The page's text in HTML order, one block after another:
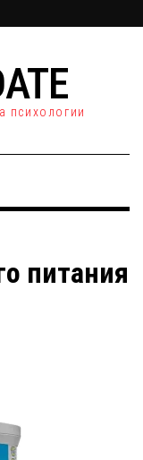
психологии
питания